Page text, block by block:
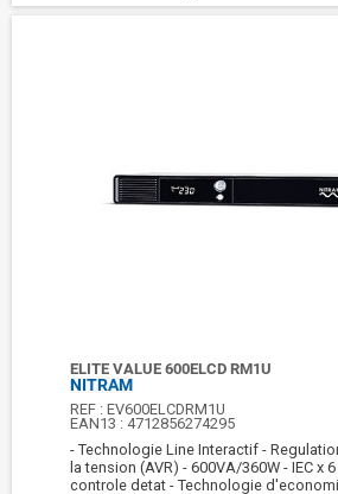
ELITE VALUE 600ELCD RM1U
NITRAM
REF :EV600ELCDRM1U
EAN13 : 4712856274295
- Technologie Line Interactif -
la tension (AVR) - 600VA/360W - IEC x
controle detat - Technologie